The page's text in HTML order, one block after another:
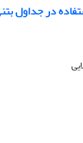
در جداول